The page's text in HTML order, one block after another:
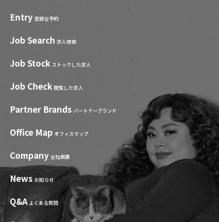
Entry 登録会予約
Job Search 求人検索
Job Stock ストックした求人
Job Check 閲覧した求人
Partner Brands パートナーブランド
Office Map オフィスマップ
Company 会社概要
News お知らせ
Q&A よくある質問